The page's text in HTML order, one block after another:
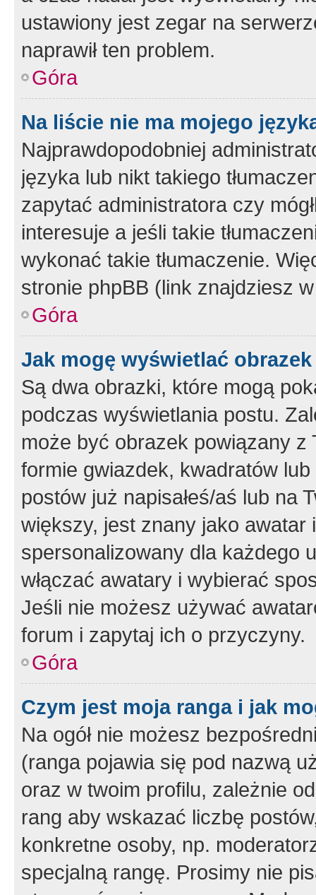
ustawiony jest zegar na
naprawił ten problem.
Góra
Na liście nie ma mojego
Najprawdopodobniej
języka lub nikt takiego
zapytać administratora czy
interesuje a jeśli takie
wykonać takie tłumaczenie.
stronie phpBB (link znajdziesz
Góra
Jak mogę wyświetlać
Są dwa obrazki, które mogą
podczas wyświetlania postu.
może być obrazek powiązany z
formie gwiazdek, kwadratów
postów już napisałeś/aś lub na
większy, jest znany jako
spersonalizowany dla każdego
włączać awatary i wybierać
Jeśli nie możesz używać
forum i zapytaj ich o przyczyny.
Góra
Czym jest moja ranga i jak
Na ogół nie możesz
(ranga pojawia się pod nazwą
oraz w twoim profilu, zależnie
rang aby wskazać liczbę
konkretne osoby, np.
specjalną rangę. Prosimy nie